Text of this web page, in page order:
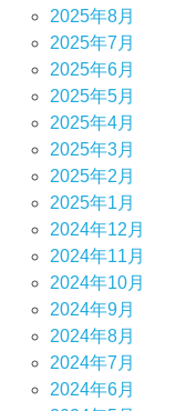
2025年8月
2025年7月
2025年6月
2025年5月
2025年4月
2025年3月
2025年2月
2025年1月
2024年12月
2024年11月
2024年10月
2024年9月
2024年8月
2024年7月
2024年6月